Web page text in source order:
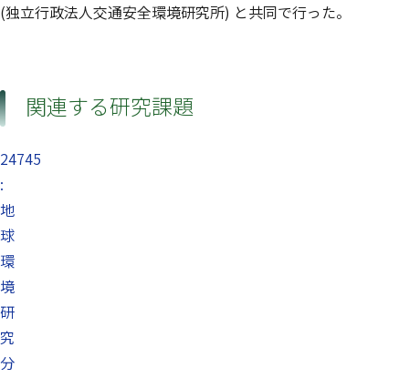
(独立行政法人交通安全環境研究所) と共同で行った。
関連する研究課題
24745
:
地
球
環
境
研
究
分